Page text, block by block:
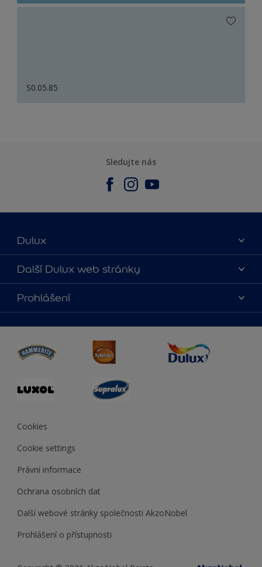
S0.05.85
Sledujte nás
Dulux
O nás
Kontaktujte nás
Najít obchod
Další Dulux web stránky
duluxmalir.cz
duluxmaliar.sk
duluxprodejnabarev.cz
duluxpredajnafarieb.sk
Prohlášení
Cookies
Cookie settings
Právní informace
Ochrana osobních dat
Další webové stránky společnosti AkzoNobel
Prohlášení o přístupnosti